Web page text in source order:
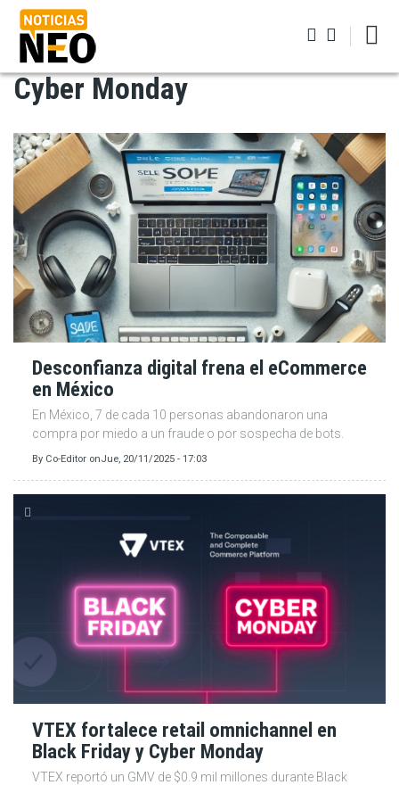
Pasar
contenido
principal
Cyber Monday
Desconfianza digital frena el eCommerce
en México
En México, 7 de cada 10 personas abandonaron una
compra por miedo a un fraude o por sospecha de bots.
By Co-Editor onJue, 20/11/2025 - 17:03
VTEX fortalece retail omnichannel en
Black Friday y Cyber Monday
VTEX reportó un GMV de $0.9 mil millones durante Black